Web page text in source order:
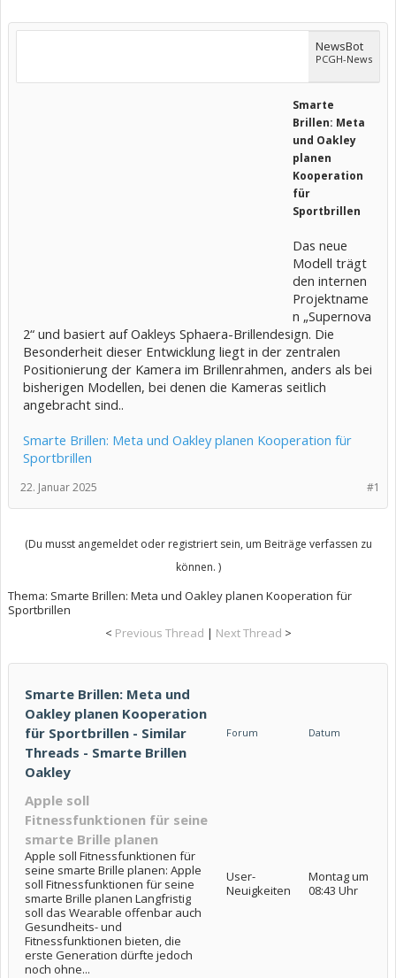
NewsBot
PCGH-News
Smarte
Brillen: Meta
und Oakley
planen
Kooperation
für
Sportbrillen
Das neue
Modell trägt
den internen
Projektname
n „Supernova
2“ und basiert auf Oakleys Sphaera-Brillendesign. Die
Besonderheit dieser Entwicklung liegt in der zentralen
Positionierung der Kamera im Brillenrahmen, anders als bei
bisherigen Modellen, bei denen die Kameras seitlich
angebracht sind..
Smarte Brillen: Meta und Oakley planen Kooperation für
Sportbrillen
#1
22. Januar 2025
(Du musst angemeldet oder registriert sein, um Beiträge verfassen zu
können. )
Thema: Smarte Brillen: Meta und Oakley planen Kooperation für
Sportbrillen
< Previous Thread | Next Thread >
Smarte Brillen: Meta und
Oakley planen Kooperation
für Sportbrillen - Similar
Threads - Smarte Brillen
Oakley
Forum Datum
Apple soll
Fitnessfunktionen für seine
smarte Brille planen
Apple soll Fitnessfunktionen für
seine smarte Brille planen: Apple
soll Fitnessfunktionen für seine
smarte Brille planen Langfristig
soll das Wearable offenbar auch
Gesundheits- und
Fitnessfunktionen bieten, die
erste Generation dürfte jedoch
noch ohne...
User-
Neuigkeiten
Montag um
08:43 Uhr